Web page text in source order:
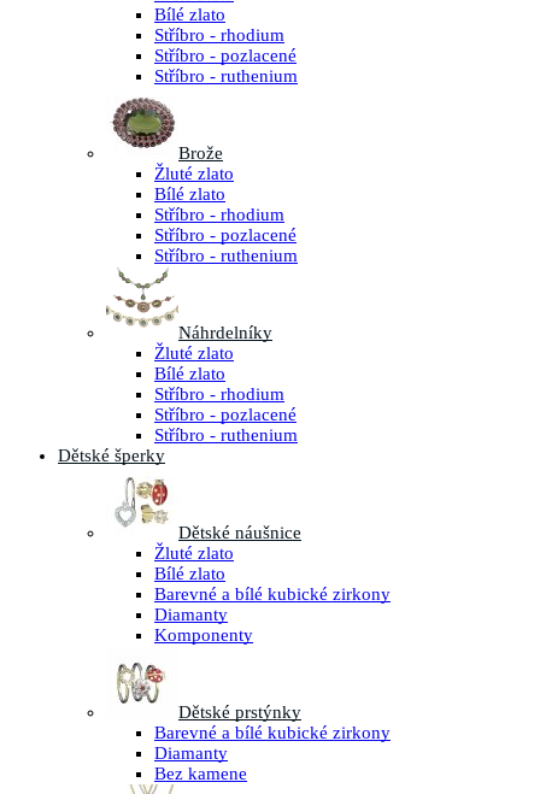
Bílé zlato
Stříbro - rhodium
Stříbro - pozlacené
Stříbro - ruthenium
Brože
Žluté zlato
Bílé zlato
Stříbro - rhodium
Stříbro - pozlacené
Stříbro - ruthenium
Náhrdelníky
Žluté zlato
Bílé zlato
Stříbro - rhodium
Stříbro - pozlacené
Stříbro - ruthenium
Dětské šperky
Dětské náušnice
Žluté zlato
Bílé zlato
Barevné a bílé kubické zirkony
Diamanty
Komponenty
Dětské prstýnky
Barevné a bílé kubické zirkony
Diamanty
Bez kamene